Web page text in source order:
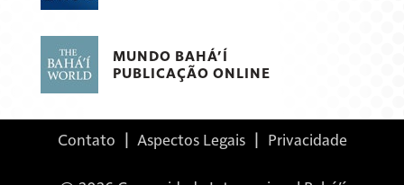
MUNDO BAHÁ’Í
PUBLICAÇÃO ONLINE
Contato | Aspectos Legais| Privacidade